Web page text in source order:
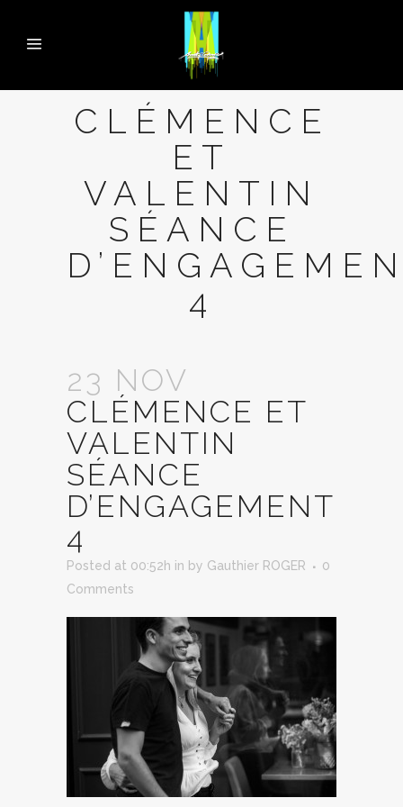
CLÉMENCE
ET
VALENTIN
SÉANCE
4
23 NOV
CLÉMENCE ET
VALENTIN
SÉANCE
D’ENGAGEMENT
4
Posted at 00:52h in by Gauthier ROGER
0
Comments